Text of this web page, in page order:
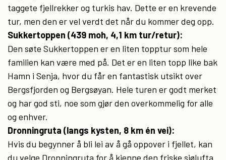
taggete fjellrekker og turkis hav. Dette er en krevende
tur, men den er vel verdt det når du kommer deg opp.
Sukkertoppen (439 moh, 4,1 km tur/retur):
Den søte Sukkertoppen er en liten topptur som hele
familien kan være med på. Det er en liten topp like bak
Hamn i Senja, hvor du får en fantastisk utsikt over
Bergsfjorden og Bergsøyan. Hele turen er godt merket
og har god sti, noe som gjør den overkommelig for alle
og enhver.
Dronningruta (langs kysten, 8 km én vei):
Hvis du begynner å bli lei av å gå oppover i fjellet, kan
du velge Dronningruta for å kjenne den friske sjølufta